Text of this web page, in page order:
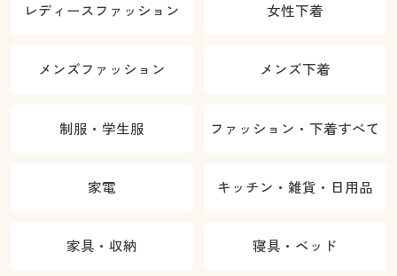
レディースファッション 女性下着
メンズファッション メンズ下着
制服・学生服 ファッション・下着すべて
家電 キッチン・雑貨・日用品
家具・収納 寝具・ベッド